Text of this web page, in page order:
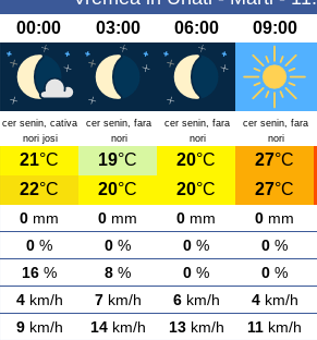
00:00 03:00 06:00 09:00
cer senin, cativa
nori josi
cer senin, fara
nori
cer senin, fara
nori
cer senin, fara
nori
21°C 19°C 20°C 27°C
22°C 20°C 20°C 27°C
0 mm 0 mm 0 mm 0 mm
0 % 0 % 0 % 0 %
16 % 8 % 0 % 0 %
4km/h 7km/h 6km/h 4km/h
9km/h 14km/h 13km/h 11 km/h